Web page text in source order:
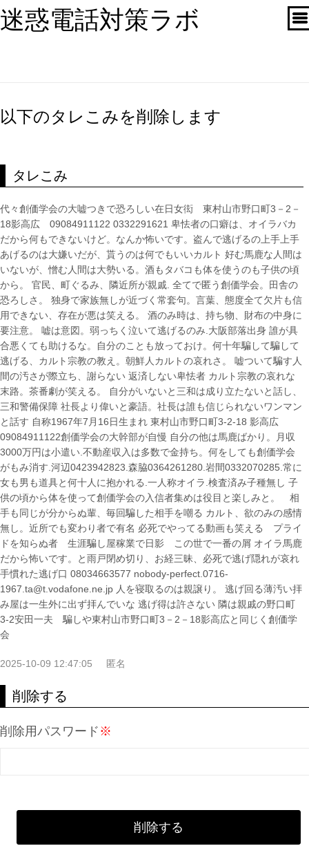
迷惑電話対策ラボ
以下のタレこみを削除します
タレこみ
代々創価学会の大嘘つきで恐ろしい在日女衒 東村山市野口町3－2－
18影高広 09084911122 0332291621 卑怯者の口癖は、オイラバカ
だから何もできないけど。なんか怖いです。盗んで逃げるの上手上手
あげるのは大嫌いだが、貰うのは何でもいいカルト 好む馬鹿な人間は
いないが、憎む人間は大勢いる。酒もタバコも体を使うのも子供の頃
から。 官民、町ぐるみ、隣近所が親戚. 全てで匿う創価学会。田舎の
恐ろしさ。 独身で家族無しが近づく常套句。言葉、態度全て欠片も信
用できない、存在が悪は笑える。 酒のみ時は、持ち物、財布の中身に
要注意。 嘘は意図。弱っちく泣いて逃げるのみ.大阪部落出身 誰が具
合悪くても助けるな。自分のことも放っておけ。何十年騙して騙して
逃げる、カルト宗教の教え。朝鮮人カルトの哀れさ。 嘘ついて騙す人
間の汚さが際立ち、謝らない 返済しない卑怯者 カルト宗教の哀れな
末路。茶番劇が笑える。 自分がいないと三和は成り立たないと話し、
三和警備保障 社長より偉いと豪語。社長は誰も信じられないワンマン
と話す 自称1967年7月16日生まれ 東村山市野口町3-2-18 影高広
09084911122創価学会の大幹部が自慢 自分の他は馬鹿ばかり。月収
3000万円は小遣い.不動産収入は多数で金持ち。何をしても創価学会
がもみ消す.河辺0423942823.森脇0364261280.岩間0332070285.常に
女も男も道具と何十人に抱かれる.一人称オイラ.検査済み子種無し 子
供の頃から体を使って創価学会の入信者集めは役目と楽しみと。 相
手も同じが分からぬ輩、毎回騙した相手を嘲る カルト、欲のみの感情
無し。近所でも変わり者で有名 必死でやってる動画も笑える プライ
ドを知らぬ者 生涯騙し屋稼業で日影 この世で一番の屑 オイラ馬鹿
だから怖いです。と雨戸閉め切り、お経三昧、必死で逃げ隠れが哀れ
手慣れた逃げ口 08034663577 nobody-perfect.0716-
1967.ta@t.vodafone.ne.jp 人を寝取るのは親譲り。 逃げ回る薄汚い拝
み屋は一生外に出ず拝んでいな 逃げ得は許さない 隣は親戚の野口町
3-2安田一夫 騙しや東村山市野口町3－2－18影高広と同じく創価学
会
2025-10-09 12:47:05 匿名
削除する
削除用パスワード ※